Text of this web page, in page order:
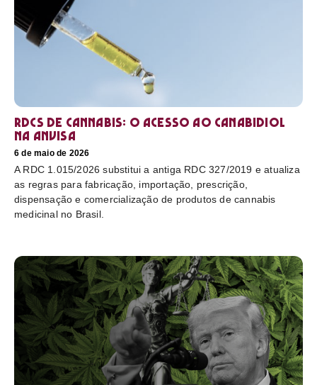
RDCs de cannabis: o acesso ao canabidiol
na Anvisa
6 de maio de 2026
A RDC 1.015/2026 substitui a antiga RDC 327/2019 e atualiza
as regras para fabricação, importação, prescrição,
dispensação e comercialização de produtos de cannabis
medicinal no Brasil.